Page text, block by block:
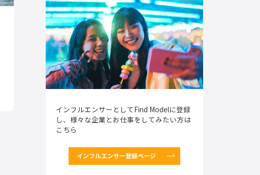
インフルエンサーとしてFind Modelに登録
し、様々な企業とお仕事をしてみたい方は
こちら
インフルエンサー登録ページ